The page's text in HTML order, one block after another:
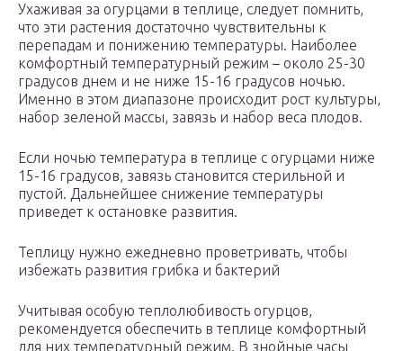
Ухаживая за огурцами в теплице, следует помнить,
что эти растения достаточно чувствительны к
перепадам и понижению температуры. Наиболее
комфортный температурный режим – около 25-30
градусов днем и не ниже 15-16 градусов ночью.
Именно в этом диапазоне происходит рост культуры,
набор зеленой массы, завязь и набор веса плодов.
Если ночью температура в теплице с огурцами ниже
15-16 градусов, завязь становится стерильной и
пустой. Дальнейшее снижение температуры
приведет к остановке развития.
Теплицу нужно ежедневно проветривать, чтобы
избежать развития грибка и бактерий
Учитывая особую теплолюбивость огурцов,
рекомендуется обеспечить в теплице комфортный
для них температурный режим. В знойные часы